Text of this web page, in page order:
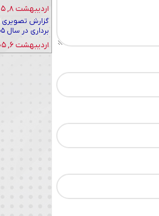
اردیبهشت ۸, ۱۴۰۵
گزارش تصویری
برداری در سال ۱۴۰۵
اردیبهشت ۶, ۱۴۰۵